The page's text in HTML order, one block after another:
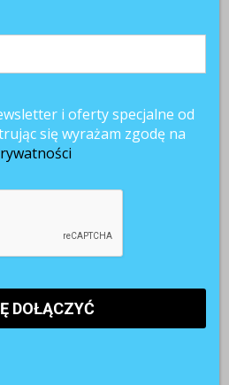
Dlaczego ostrożność hamuje
i oferty specjalne od
się wyrażam zgodę na